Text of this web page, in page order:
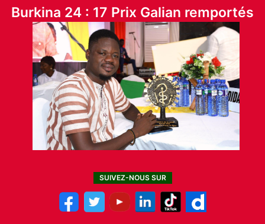
Burkina 24 : 17 Prix Galian remportés
SUIVEZ-NOUS SUR